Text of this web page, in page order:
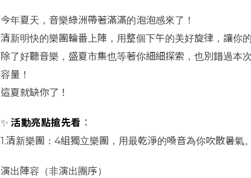
今年夏天，音樂綠洲帶著滿滿的泡泡感來了！
清新明快的樂團輪番上陣，用整個下午的美好旋律，讓你
除了好聽音樂，盛夏市集也等著你細細探索，也別錯過本
容量！
這夏就缺你了！
✨ 活動亮點搶先看 ：
1.清新樂團：4組獨立樂團，用最乾淨的嗓音為你吹散暑氣。
演出陣容（非演出團序）